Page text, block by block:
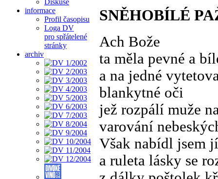
informace
Profil časopisu
Loga DV
pro spřátelené
stránky
archiv
SNĚHOBÍLÉ
Ach Bože
ta měla pevné a
a na jedné
blankytné oči
jež rozpálí muže
varování
Však nabídl jsem
a ruleta lásky se